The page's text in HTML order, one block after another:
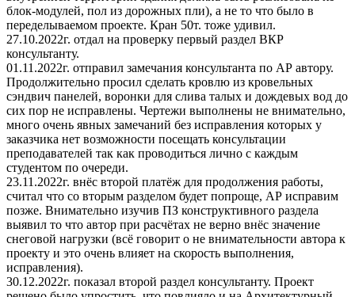
блок-модулей, пол из дорожных пли), а не то что было в
переделываемом проекте. Кран 50т. тоже удивил.
27.10.2022г. отдал на проверку первый раздел ВКР
консультанту.
01.11.2022г. отправил замечания консультанта по АР автору.
Продолжительно просил сделать кровлю из кровельных
сэндвич панелей, воронки для слива талых и дождевых вод до
сих пор не исправлены. Чертежи выполнены не внимательно,
много очень явных замечаний без исправления которых у
заказчика нет возможности посещать консультации
преподавателей так как проводиться лично с каждым
студентом по очереди.
23.11.2022г. внёс второй платёж для продолжения работы,
считал что со вторым разделом будет попроще, АР исправим
позже. Внимательно изучив ПЗ конструктивного раздела
выявил то что автор при расчётах не верно внёс значение
снеговой нагрузки (всё говорит о не внимательности автора к
проекту и это очень влияет на скорость выполнения,
исправления).
30.12.2022г. показал второй раздел консультанту. Проект